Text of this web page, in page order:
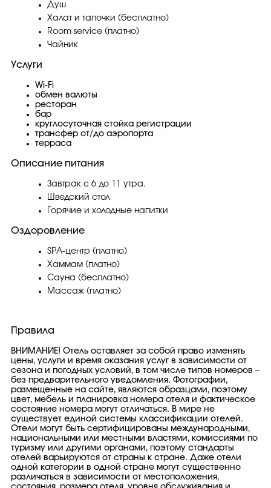
Душ
Халат и тапочки (бесплатно)
Room service (платно)
Чайник
Услуги
Wi-Fi
обмен валюты
ресторан
бар
круглосуточная стойка регистрации
трансфер от/до аэропорта
терраса
Описание питания
Завтрак с 6 до 11 утра.
Шведский стол
Горячие и холодные напитки
Оздоровление
SPA-центр (платно)
Хаммам (платно)
Сауна (бесплатно)
Массаж (платно)
Правила
ВНИМАНИЕ! Отель оставляет за собой право изменять
цены, услуги и время оказания услуг в зависимости от
сезона и погодных условий, в том числе типов номеров –
без предварительного уведомления. Фотографии,
размещенные на сайте, являются образцами, поэтому
цвет, мебель и планировка номера отеля и фактическое
состояние номера могут отличаться. В мире не
существует единой системы классификации отелей.
Отели могут быть сертифицированы международными,
национальными или местными властями, комиссиями по
туризму или другими органами, поэтому стандарты
отелей варьируются от страны к стране. Даже отели
одной категории в одной стране могут существенно
различаться в зависимости от местоположения,